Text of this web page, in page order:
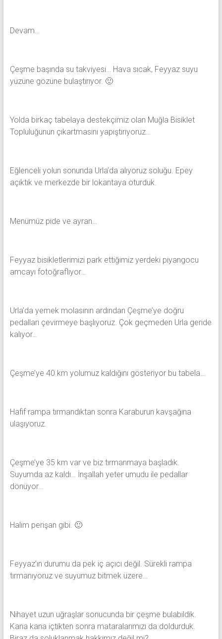
Devam…
Çeşme başında su takviyesi… Hava sıcak, Feyyaz suyu
yüzüne gözüne bulaştırıyor. 🙂
Yolda birkaç tabelaya destekçimiz olan Muğla Bisiklet
Topluluğunun çıkartmasını yapıştırıyoruz…
Eğlenceli yolun sonunda Urla’da alıyoruz soluğu. Epey
açıktık ve merkezde bir lokantaya oturduk.
Menümüz pide ve ayran…
Feyyaz bisikletlerimizi park ettiğimiz yerdeki piyangocu
amcayı fotoğraflıyor…
Urla’da yemek molasının ardından Çeşme’ye doğru
pedalları çevirmeye başlıyoruz. Çok geçmeden Urla geride
kalıyor…
Çeşme’ye 40 km yolumuz kaldığını gösteriyor bu tabela…
Hafif rampa tırmandıktan sonra Karaburun kavşağına
ulaşıyoruz.
Çeşme’ye 35 km var ve biz tırmanmaya başladık.
Suyumda az kaldı… İnşallah yeter umudu ile pedallar
dönüyor…
Halim perişan gibi. 🙂
Feyyaz’ın durumu da pek iç açıcı değil. Sürekli rampa
tırmanıyoruz ve suyumuz bitmek üzere…
Nihayet uzun uğraşlar sonucunda bir çeşme bulabildik.
Kana kana içtikten sonra mataralarımızı da doldurduk.